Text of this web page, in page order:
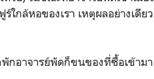
กล้หอของเรา เหตุผลอย่างเดียว
พักอาจารย์พัดก็ขนของที่ซื้อเข้ามา